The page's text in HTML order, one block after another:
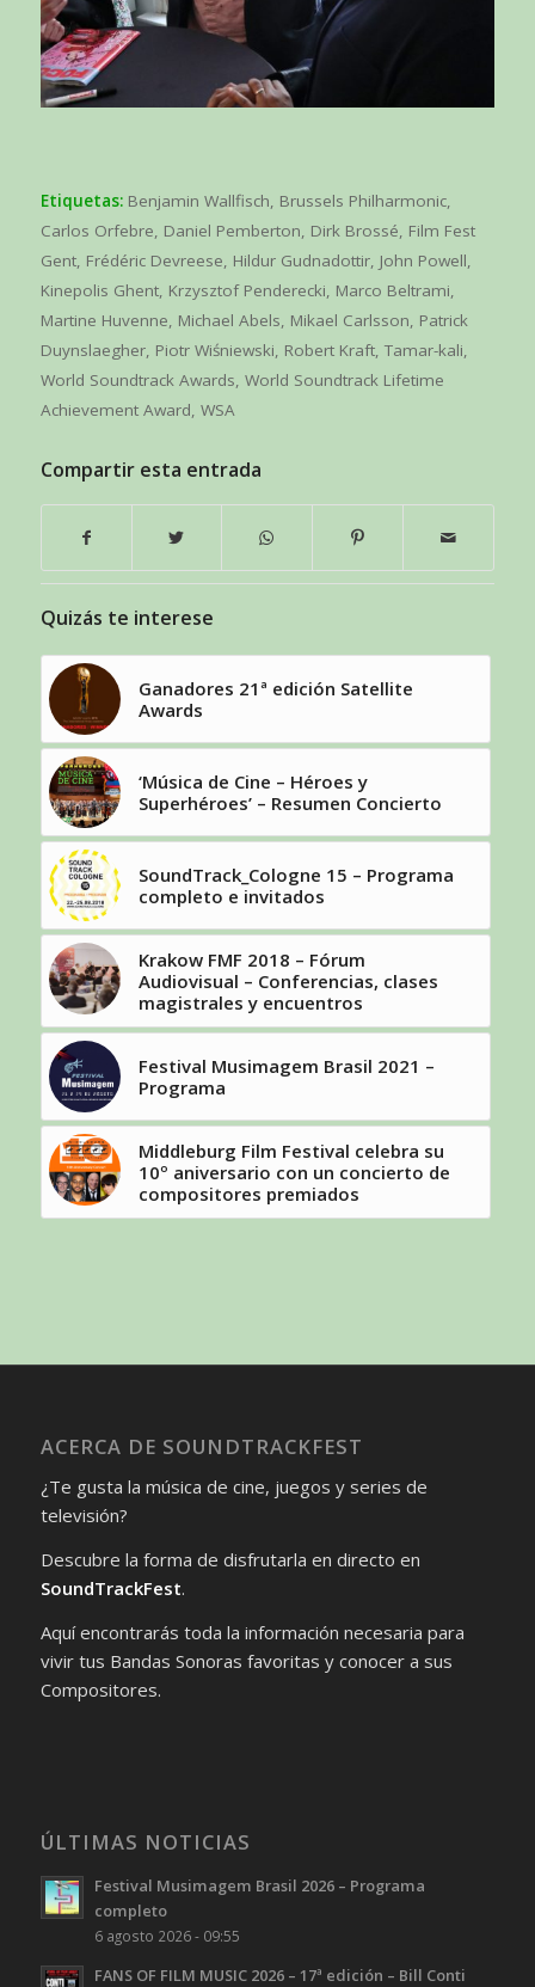
Etiquetas: Benjamin Wallfisch Brussels Philharmonic,
Carlos Orfebre Daniel Pemberton Dirk Brossé Film Fest
Gent, Frédéric Devreese Hildur Gudnadottir, John Powell
Kinepolis Ghent, Krzysztof Penderecki Marco Beltrami
Martine Huvenne Michael Abels Mikael Carlsson Patrick
Duynslaegher, Piotr Wiśniewski Robert Kraft, Tamar-kali
World Soundtrack Awards World Soundtrack Lifetime
Achievement Award WSA
Compartir esta entrada
Quizás te interese
Ganadores 21ª edición Satellite
Awards
‘Música de Cine – Héroes y
Superhéroes’ – Resumen Concierto
SoundTrack_Cologne 15 – Programa
completo e invitados
Krakow FMF 2018 – Fórum
Audiovisual – Conferencias, clases
magistrales y encuentros
Festival Musimagem Brasil 2021 –
Programa
Middleburg Film Festival celebra su
10º aniversario con un concierto de
compositores premiados
ACERCA DE SOUNDTRACKFEST
¿Te gusta la música de cine, juegos y series de
televisión?
Descubre la forma de disfrutarla en directo en
SoundTrackFest.
Aquí encontrarás toda la información necesaria para
vivir tus Bandas Sonoras favoritas y conocer a sus
Compositores.
ÚLTIMAS NOTICIAS
Festival Musimagem Brasil 2026 – Programa
completo
6 agosto 2026 - 09:55
FANS OF FILM MUSIC 2026 – 17ª edición – Bill Conti